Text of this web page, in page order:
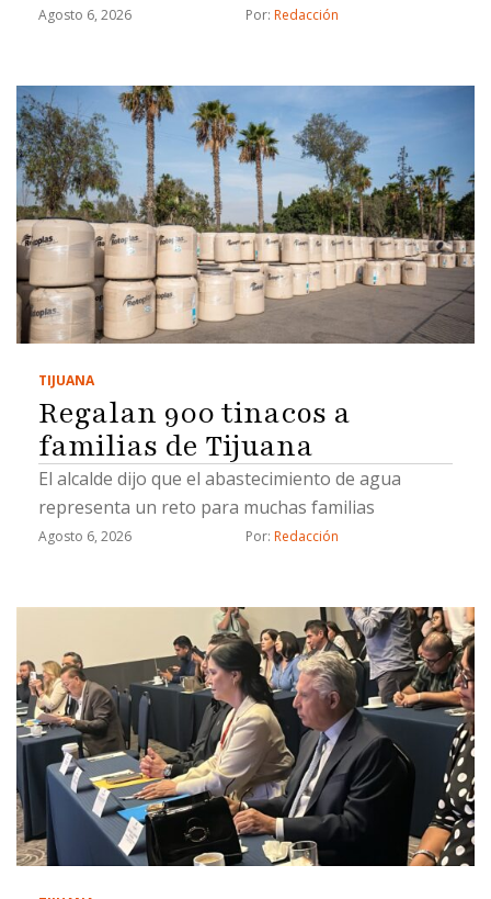
estratégicos
Agosto 6, 2026 Por: Redacción
TIJUANA
Regalan 900 tinacos a
familias de Tijuana
El alcalde dijo que el abastecimiento de agua
representa un reto para muchas familias
Agosto 6, 2026 Por: Redacción